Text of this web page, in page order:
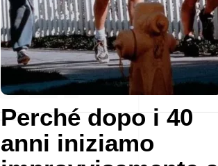
Perché dopo i 40
anni iniziamo